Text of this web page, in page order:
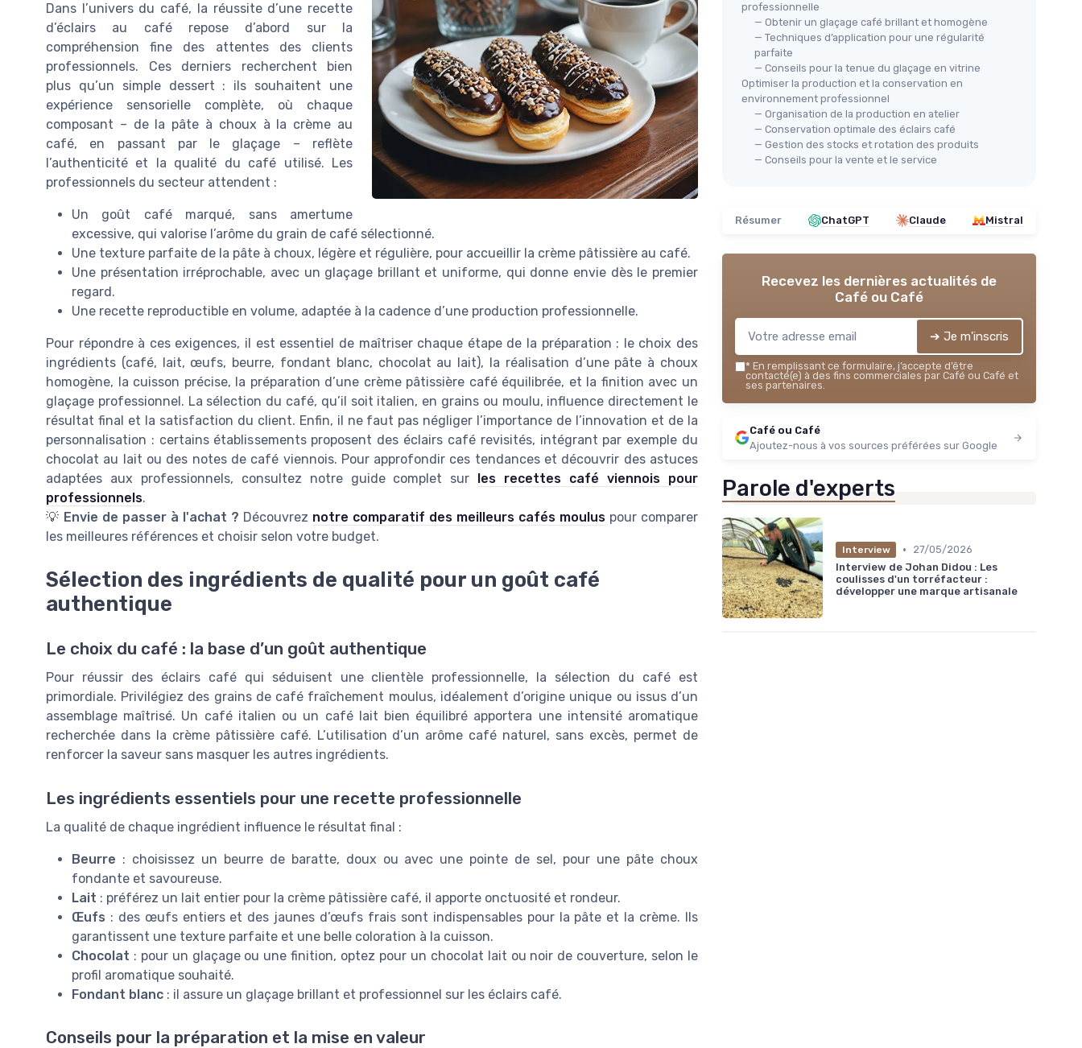
Dans l’univers du café, la réussite d’une recette
d’éclairs au café repose d’abord sur la
compréhension fine des attentes des clients
professionnels. Ces derniers recherchent bien
plus qu’un simple dessert : ils souhaitent une
expérience sensorielle complète, où chaque
composant – de la pâte à choux à la crème au
café, en passant par le glaçage – reflète
l’authenticité et la qualité du café utilisé. Les
professionnels du secteur attendent :
Un goût café marqué, sans amertume
excessive, qui valorise l’arôme du grain de café sélectionné.
Une texture parfaite de la pâte à choux, légère et régulière, pour accueillir la crème pâtissière au café.
Une présentation irréprochable, avec un glaçage brillant et uniforme, qui donne envie dès le premier
regard.
Une recette reproductible en volume, adaptée à la cadence d’une production professionnelle.
Pour répondre à ces exigences, il est essentiel de maîtriser chaque étape de la préparation : le choix des
ingrédients (café, lait, œufs, beurre, fondant blanc, chocolat au lait), la réalisation d’une pâte à choux
homogène, la cuisson précise, la préparation d’une crème pâtissière café équilibrée, et la finition avec un
glaçage professionnel. La sélection du café, qu’il soit italien, en grains ou moulu, influence directement le
résultat final et la satisfaction du client. Enfin, il ne faut pas négliger l’importance de l’innovation et de la
personnalisation : certains établissements proposent des éclairs café revisités, intégrant par exemple du
chocolat au lait ou des notes de café viennois. Pour approfondir ces tendances et découvrir des astuces
adaptées aux professionnels, consultez notre guide complet sur les recettes café viennois pour
professionnels.
💡 Envie de passer à l'achat ? Découvrez notre comparatif des meilleurs cafés moulus pour comparer
les meilleures références et choisir selon votre budget.
Sélection des ingrédients de qualité pour un goût café
authentique
Le choix du café : la base d’un goût authentique
Pour réussir des éclairs café qui séduisent une clientèle professionnelle, la sélection du café est
primordiale. Privilégiez des grains de café fraîchement moulus, idéalement d’origine unique ou issus d’un
assemblage maîtrisé. Un café italien ou un café lait bien équilibré apportera une intensité aromatique
recherchée dans la crème pâtissière café. L’utilisation d’un arôme café naturel, sans excès, permet de
renforcer la saveur sans masquer les autres ingrédients.
Les ingrédients essentiels pour une recette professionnelle
La qualité de chaque ingrédient influence le résultat final :
Beurre : choisissez un beurre de baratte, doux ou avec une pointe de sel, pour une pâte choux
fondante et savoureuse.
Lait : préférez un lait entier pour la crème pâtissière café, il apporte onctuosité et rondeur.
Œufs : des œufs entiers et des jaunes d’œufs frais sont indispensables pour la pâte et la crème. Ils
garantissent une texture parfaite et une belle coloration à la cuisson.
Chocolat : pour un glaçage ou une finition, optez pour un chocolat lait ou noir de couverture, selon le
profil aromatique souhaité.
Fondant blanc : il assure un glaçage brillant et professionnel sur les éclairs café.
Conseils pour la préparation et la mise en valeur
professionnelle
— Obtenir un glaçage café brillant et homogène
— Techniques d’application pour une régularité
parfaite
— Conseils pour la tenue du glaçage en vitrine
Optimiser la production et la conservation en
environnement professionnel
— Organisation de la production en atelier
— Conservation optimale des éclairs café
— Gestion des stocks et rotation des produits
— Conseils pour la vente et le service
Résumer ChatGPT Claude Mistral
Recevez les dernières actualités de
Café ou Café
➔ Je m'inscris
* En remplissant ce formulaire, j’accepte d’être
contacté(e) à des fins commerciales par Café ou Café et
ses partenaires.
Café ou Café
Ajoutez-nous à vos sources préférées sur Google
Parole d'experts
Interview •
27/05/2026
Interview de Johan Didou : Les
coulisses d'un torréfacteur :
développer une marque artisanale